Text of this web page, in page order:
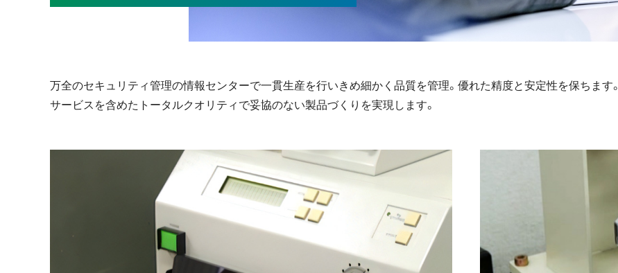
万全のセキュリティ管理の情報センターで一貫生産を行いきめ細かく品質を管理。優れた精度と安定性を保ちます。
サービスを含めたトータルクオリティで妥協のない製品づくりを実現します。